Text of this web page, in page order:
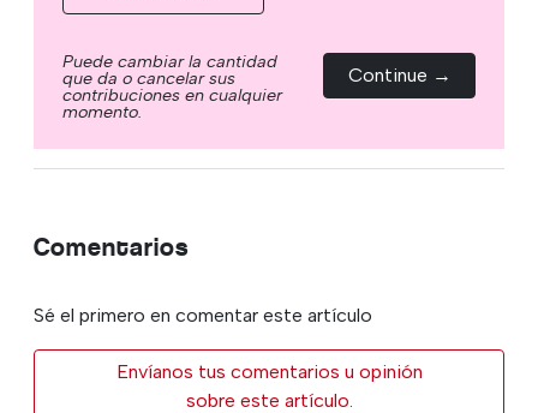
Puede cambiar la cantidad
que da o cancelar sus
contribuciones en cualquier
momento.
Continue →
Comentarios
Sé el primero en comentar este artículo
Envíanos tus comentarios u opinión
sobre este artículo.